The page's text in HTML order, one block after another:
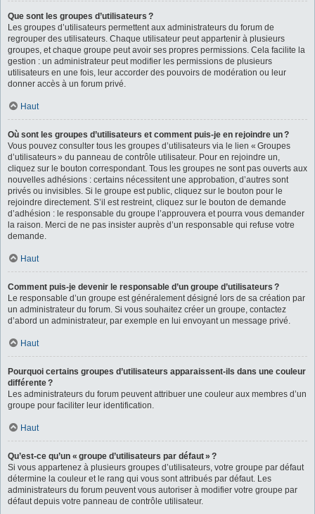
Que sont les groupes d’utilisateurs ?
Les groupes d’utilisateurs permettent aux administrateurs du forum de
regrouper des utilisateurs. Chaque utilisateur peut appartenir à plusieurs
groupes, et chaque groupe peut avoir ses propres permissions. Cela facilite la
gestion : un administrateur peut modifier les permissions de plusieurs
utilisateurs en une fois, leur accorder des pouvoirs de modération ou leur
donner accès à un forum privé.
Haut
Où sont les groupes d’utilisateurs et comment puis-je en rejoindre un ?
Vous pouvez consulter tous les groupes d’utilisateurs via le lien « Groupes
d’utilisateurs » du panneau de contrôle utilisateur. Pour en rejoindre un,
cliquez sur le bouton correspondant. Tous les groupes ne sont pas ouverts aux
nouvelles adhésions : certains nécessitent une approbation, d’autres sont
privés ou invisibles. Si le groupe est public, cliquez sur le bouton pour le
rejoindre directement. S’il est restreint, cliquez sur le bouton de demande
d’adhésion : le responsable du groupe l’approuvera et pourra vous demander
la raison. Merci de ne pas insister auprès d’un responsable qui refuse votre
demande.
Haut
Comment puis-je devenir le responsable d’un groupe d’utilisateurs ?
Le responsable d’un groupe est généralement désigné lors de sa création par
un administrateur du forum. Si vous souhaitez créer un groupe, contactez
d’abord un administrateur, par exemple en lui envoyant un message privé.
Haut
Pourquoi certains groupes d’utilisateurs apparaissent-ils dans une couleur
différente ?
Les administrateurs du forum peuvent attribuer une couleur aux membres d’un
groupe pour faciliter leur identification.
Haut
Qu’est-ce qu’un « groupe d’utilisateurs par défaut » ?
Si vous appartenez à plusieurs groupes d’utilisateurs, votre groupe par défaut
détermine la couleur et le rang qui vous sont attribués par défaut. Les
administrateurs du forum peuvent vous autoriser à modifier votre groupe par
défaut depuis votre panneau de contrôle utilisateur.